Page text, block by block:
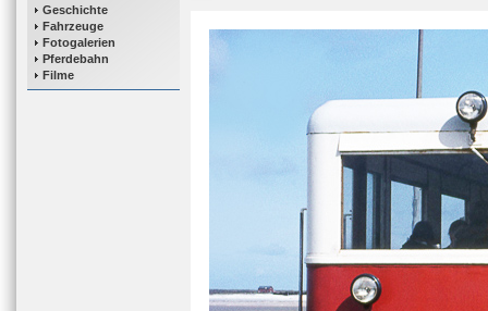
Geschichte
Fahrzeuge
Fotogalerien
Pferdebahn
Filme